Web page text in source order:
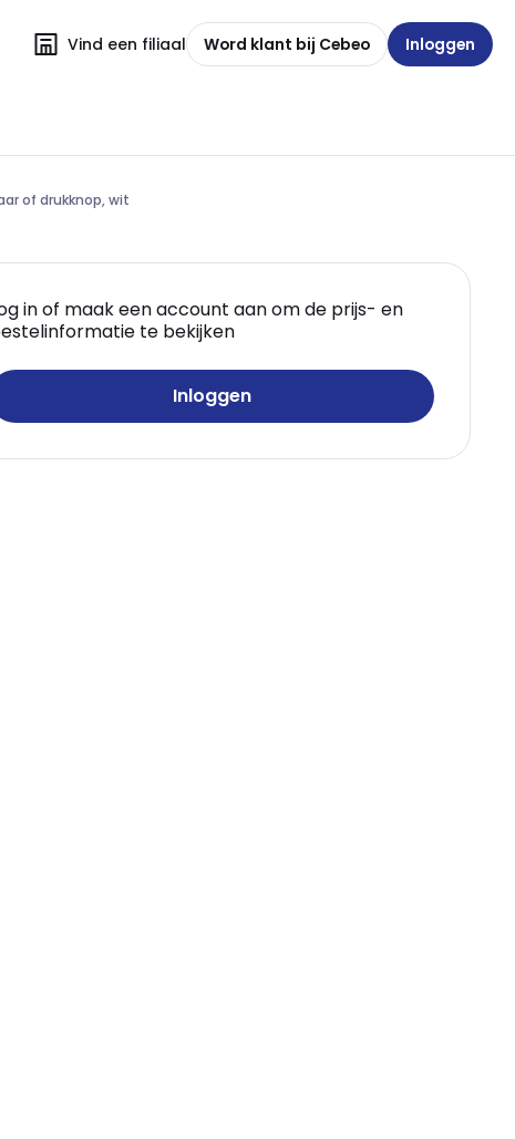
Vind een filiaal Word klant bij Cebeo Inloggen
of drukknop, wit
in of maak een account aan om de prijs- en
te bekijken
Inloggen